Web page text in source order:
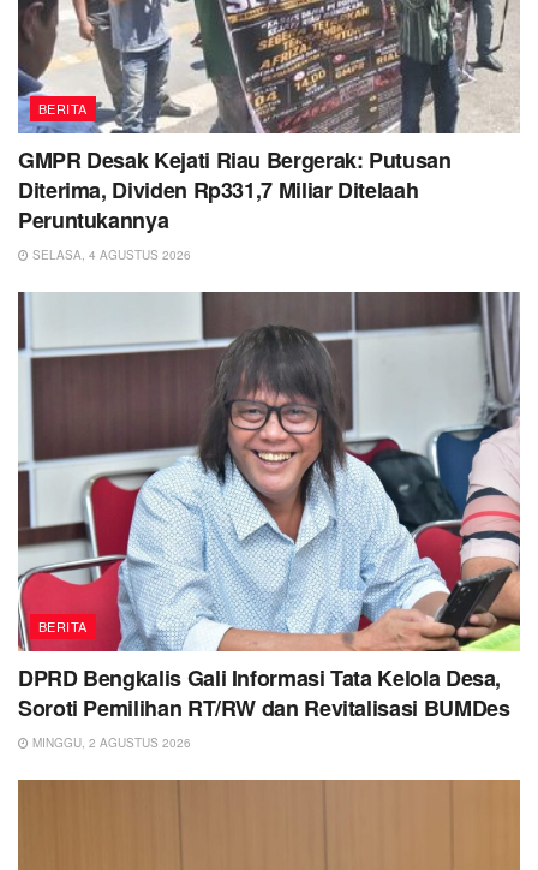
BERITA
GMPR Desak Kejati Riau Bergerak: Putusan
Diterima, Dividen Rp331,7 Miliar Ditelaah
Peruntukannya
SELASA, 4 AGUSTUS 2026
BERITA
DPRD Bengkalis Gali Informasi Tata Kelola Desa,
Soroti Pemilihan RT/RW dan Revitalisasi BUMDes
MINGGU, 2 AGUSTUS 2026